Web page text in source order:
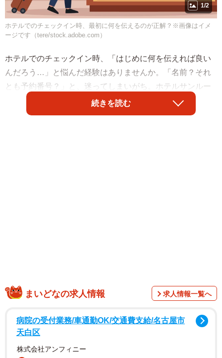
1/2
ホテルでのチェックイン時、最初に何を伝えるのが正解？※画像はイメ
ージです（tere/stock.adobe.com）
ホテルでのチェックイン時、「はじめに何を伝えれば良い
んだろう…」と悩んだ経験はありませんか。「名前？それ
とも予約番号？」と、迷ってしまいがち。ホテルサンルー
トソプラ神戸アネッサの公式TikTokアカウント
（@hotelsoprakobeannesso）が明かした「正解」に、注目
宿泊者を名前で検索するため、「フルネーム」が
最初に伝えて欲しい事、それは「フルネーム」。宿泊者は
名前で検索するため、フルネームが一番嬉しいんだそう。
万が一、上の名前が聞き取れない場合でも、フルネームな
続きを読む
まいどなの求人情報 求人情報一覧へ
病院の受付業務/車通勤OK/交通費支給/名古屋市
天白区
株式会社アンフィニー